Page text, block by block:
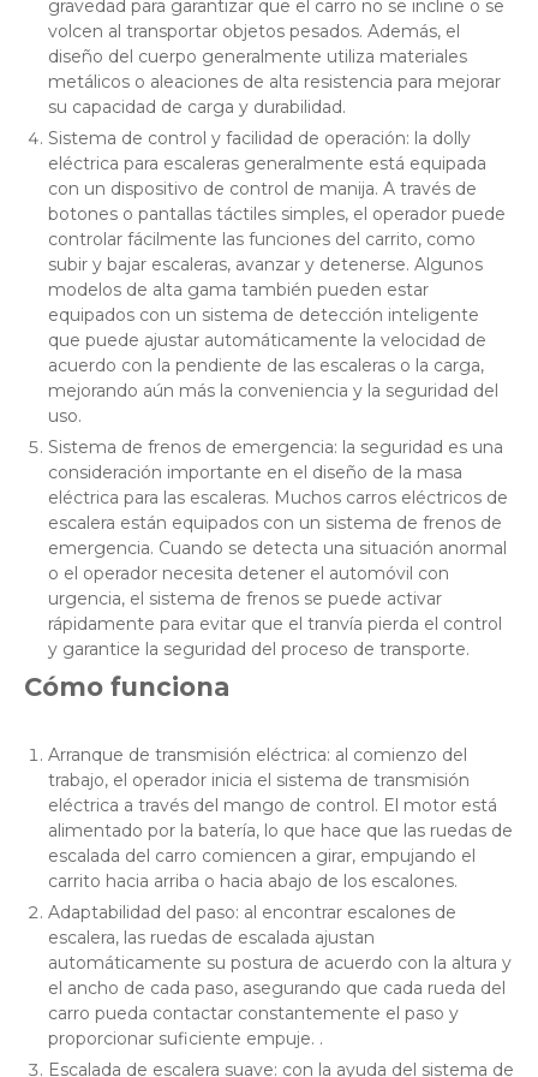
gravedad para garantizar que el carro no se incline o se
volcen al transportar objetos pesados. Además, el
diseño del cuerpo generalmente utiliza materiales
metálicos o aleaciones de alta resistencia para mejorar
su capacidad de carga y durabilidad.
Sistema de control y facilidad de operación: la dolly
eléctrica para escaleras generalmente está equipada
con un dispositivo de control de manija. A través de
botones o pantallas táctiles simples, el operador puede
controlar fácilmente las funciones del carrito, como
subir y bajar escaleras, avanzar y detenerse. Algunos
modelos de alta gama también pueden estar
equipados con un sistema de detección inteligente
que puede ajustar automáticamente la velocidad de
acuerdo con la pendiente de las escaleras o la carga,
mejorando aún más la conveniencia y la seguridad del
uso.
Sistema de frenos de emergencia: la seguridad es una
consideración importante en el diseño de la masa
eléctrica para las escaleras. Muchos carros eléctricos de
escalera están equipados con un sistema de frenos de
emergencia. Cuando se detecta una situación anormal
o el operador necesita detener el automóvil con
urgencia, el sistema de frenos se puede activar
rápidamente para evitar que el tranvía pierda el control
y garantice la seguridad del proceso de transporte.
Cómo funciona
Arranque de transmisión eléctrica: al comienzo del
trabajo, el operador inicia el sistema de transmisión
eléctrica a través del mango de control. El motor está
alimentado por la batería, lo que hace que las ruedas de
escalada del carro comiencen a girar, empujando el
carrito hacia arriba o hacia abajo de los escalones.
Adaptabilidad del paso: al encontrar escalones de
escalera, las ruedas de escalada ajustan
automáticamente su postura de acuerdo con la altura y
el ancho de cada paso, asegurando que cada rueda del
carro pueda contactar constantemente el paso y
proporcionar suficiente empuje. .
Escalada de escalera suave: con la ayuda del sistema de